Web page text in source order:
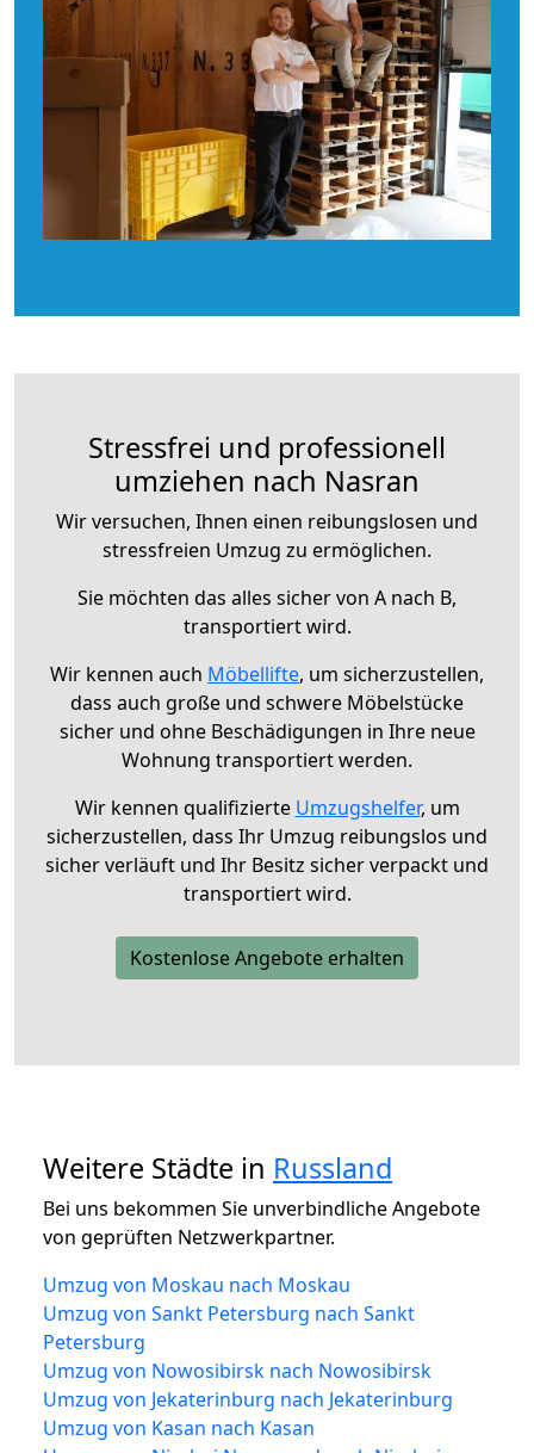
Stressfrei und professionell
umziehen nach Nasran
Wir versuchen, Ihnen einen reibungslosen und
stressfreien Umzug zu ermöglichen.
Sie möchten das alles sicher von A nach B,
transportiert wird.
Wir kennen auch Möbellifte, um sicherzustellen,
dass auch große und schwere Möbelstücke
sicher und ohne Beschädigungen in Ihre neue
Wohnung transportiert werden.
Wir kennen qualifizierte Umzugshelfer, um
sicherzustellen, dass Ihr Umzug reibungslos und
sicher verläuft und Ihr Besitz sicher verpackt und
transportiert wird.
Kostenlose Angebote erhalten
Weitere Städte in Russland
Bei uns bekommen Sie unverbindliche Angebote
von geprüften Netzwerkpartner.
Umzug von Moskau nach Moskau
Umzug von Sankt Petersburg nach Sankt
Petersburg
Umzug von Nowosibirsk nach Nowosibirsk
Umzug von Jekaterinburg nach Jekaterinburg
Umzug von Kasan nach Kasan